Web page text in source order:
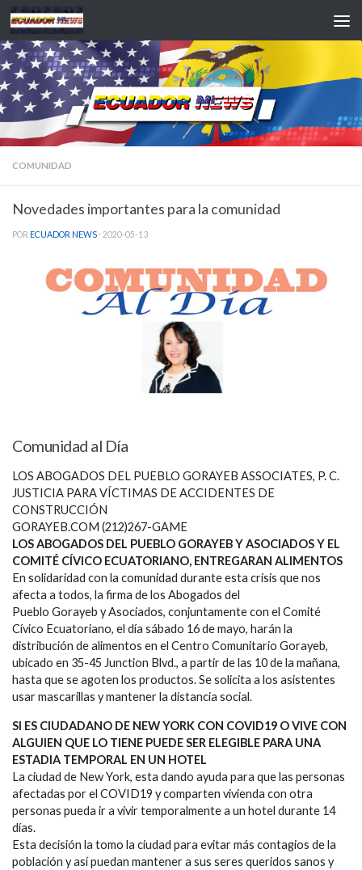
Saltar al contenido
COMUNIDAD
Novedades importantes para la comunidad
POR ECUADOR NEWS · 2020-05-13
Comunidad al Día
LOS ABOGADOS DEL PUEBLO GORAYEB ASSOCIATES, P. C.
JUSTICIA PARA VÍCTIMAS DE ACCIDENTES DE
CONSTRUCCIÓN
GORAYEB.COM (212)267-GAME
LOS ABOGADOS DEL PUEBLO GORAYEB Y ASOCIADOS Y EL
COMITÉ CÍVICO ECUATORIANO, ENTREGARAN ALIMENTOS
En solidaridad con la comunidad durante esta crisis que nos
afecta a todos, la firma de los Abogados del
Pueblo Gorayeb y Asociados, conjuntamente con el Comité
Cívico Ecuatoriano, el día sábado 16 de mayo, harán la
distribución de alimentos en el Centro Comunitario Gorayeb,
ubicado en 35-45 Junction Blvd., a partir de las 10 de la mañana,
hasta que se agoten los productos. Se solicita a los asistentes
usar mascarillas y mantener la distancia social.
SI ES CIUDADANO DE NEW YORK CON COVID19 O VIVE CON
ALGUIEN QUE LO TIENE PUEDE SER ELEGIBLE PARA UNA
ESTADIA TEMPORAL EN UN HOTEL
La ciudad de New York, esta dando ayuda para que las personas
afectadas por el COVID19 y comparten vivienda con otra
personas pueda ir a vivir temporalmente a un hotel durante 14
días.
Esta decisión la tomo la ciudad para evitar más contagios de la
población y así puedan mantener a sus seres queridos sanos y